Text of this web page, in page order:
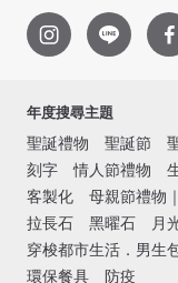
年度搜尋主題
聖誕禮物 聖誕節
刻字
情人節禮物
客製化
母親節禮物
拉長石
黑曜石 月
穿梭都市生活．男生
環保餐具
防疫